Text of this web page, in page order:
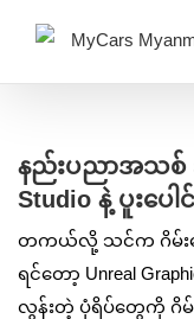
content
Larger
Image
နည်းပညာအသစ်
Studio နဲ့ ပူးပေ
တကယ်လို့ သင်က ဂိမ်းလ
ရင်တော့ Unreal
လွန်းတဲ့ ပုံရိပ်တွေကို ဂိမ်